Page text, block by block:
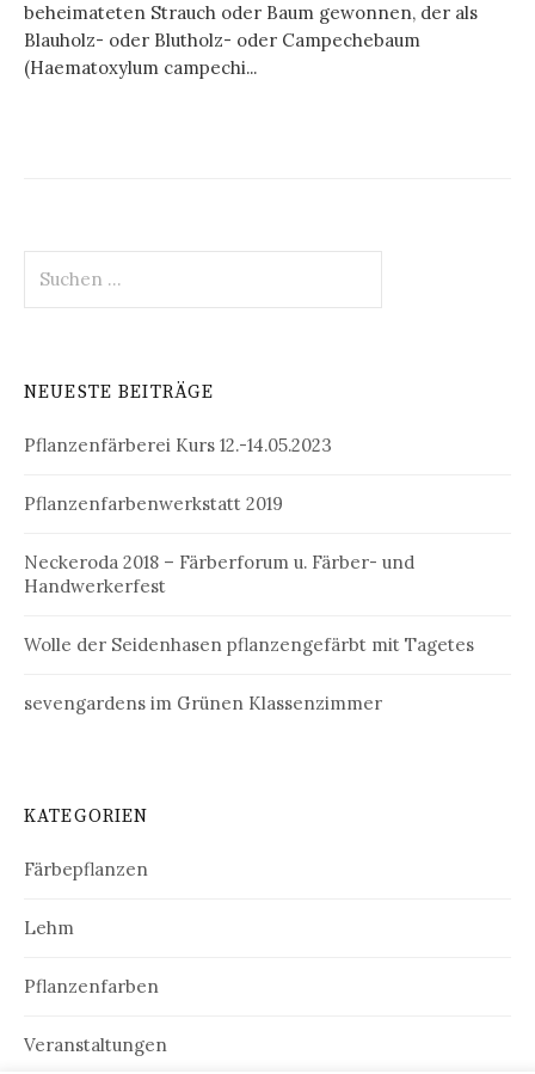
beheimateten Strauch oder Baum gewonnen, der als
Blauholz- oder Blutholz- oder Campechebaum
(Haematoxylum campechi...
nach:
NEUESTE BEITRÄGE
Pflanzenfärberei Kurs 12.-14.05.2023
Pflanzenfarbenwerkstatt 2019
Neckeroda 2018 – Färberforum u. Färber- und
Handwerkerfest
Wolle der Seidenhasen pflanzengefärbt mit Tagetes
sevengardens im Grünen Klassenzimmer
KATEGORIEN
Färbepflanzen
Lehm
Pflanzenfarben
Veranstaltungen